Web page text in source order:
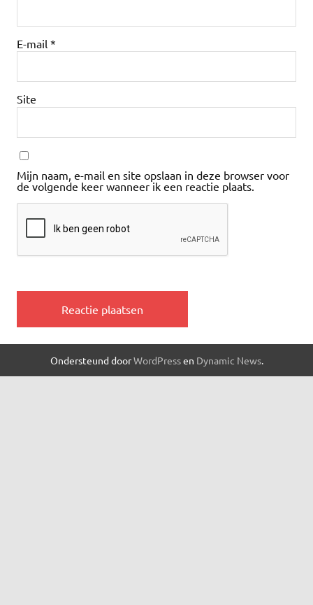
E-mail *
Site
Mijn naam, e-mail en site opslaan in deze browser voor
de volgende keer wanneer ik een reactie plaats.
Ondersteund doorWordPressen Dynamic News.